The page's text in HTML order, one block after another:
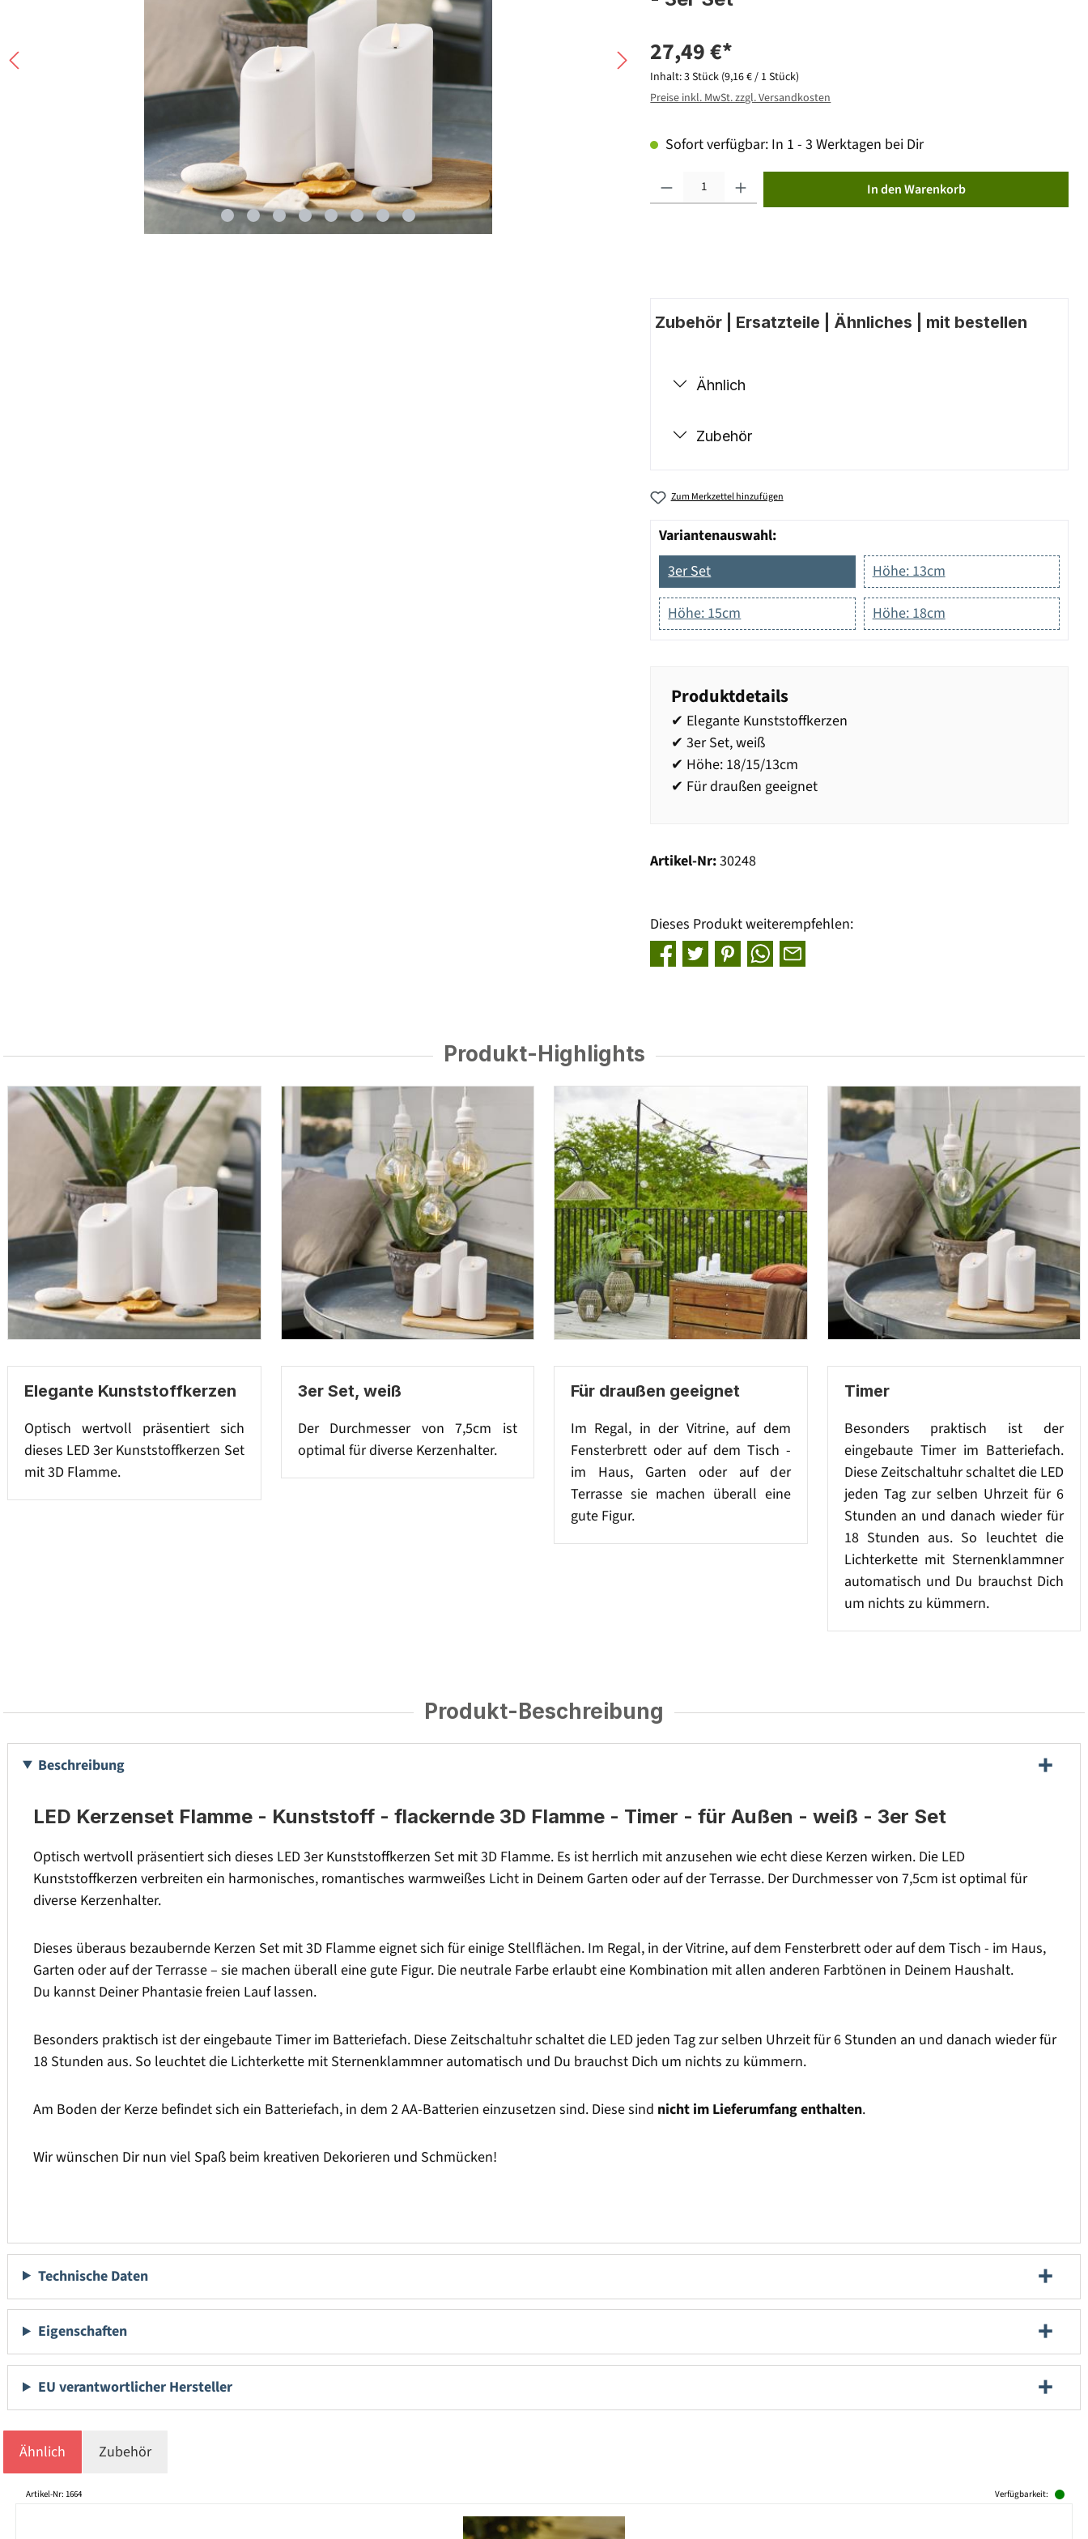
27,49 €*
Inhalt:3 Stück (9,16 € / 1 Stück)
Preise inkl. MwSt. zzgl. Versandkosten
Sofort verfügbar: In 1 - 3 Werktagen bei Dir
In den Warenkorb
Zubehör | Ersatzteile | Ähnliches | mit bestellen
Ähnlich
Zubehör
Zum Merkzettel hinzufügen
Variantenauswahl:
3er Set
Höhe: 13cm
Höhe: 15cm Höhe: 18cm
Produktdetails
✔ Elegante Kunststoffkerzen
✔ 3er Set, weiß
✔ Höhe: 18/15/13cm
✔ Für draußen geeignet
Artikel-Nr:30248
Dieses Produkt weiterempfehlen:
Produkt-Highlights
Elegante Kunststoffkerzen
Optisch wertvoll präsentiert sich
dieses LED 3er Kunststoffkerzen Set
mit 3D Flamme.
3er Set, weiß
Der Durchmesser von 7,5cm ist
optimal für diverse Kerzenhalter.
Für draußen geeignet
Im Regal, in der Vitrine, auf dem
Fensterbrett oder auf dem Tisch -
im Haus, Garten oder auf der
Terrasse sie machen überall eine
gute Figur.
Timer
Besonders praktisch ist der
eingebaute Timer im Batteriefach.
Diese Zeitschaltuhr schaltet die LED
jeden Tag zur selben Uhrzeit für 6
Stunden an und danach wieder für
18 Stunden aus. So leuchtet die
Lichterkette mit Sternenklammner
automatisch und Du brauchst Dich
um nichts zu kümmern.
Produkt-Beschreibung
Beschreibung
LED Kerzenset Flamme - Kunststoff - flackernde 3D Flamme - Timer - für Außen - weiß - 3er Set
Optisch wertvoll präsentiert sich dieses LED 3er Kunststoffkerzen Set mit 3D Flamme. Es ist herrlich mit anzusehen wie echt diese Kerzen wirken. Die LED
Kunststoffkerzen verbreiten ein harmonisches, romantisches warmweißes Licht in Deinem Garten oder auf der Terrasse. Der Durchmesser von 7,5cm ist optimal für
diverse Kerzenhalter.
Dieses überaus bezaubernde Kerzen Set mit 3D Flamme eignet sich für einige Stellflächen. Im Regal, in der Vitrine, auf dem Fensterbrett oder auf dem Tisch - im Haus,
Garten oder auf der Terrasse – sie machen überall eine gute Figur. Die neutrale Farbe erlaubt eine Kombination mit allen anderen Farbtönen in Deinem Haushalt.
Du kannst Deiner Phantasie freien Lauf lassen.
Besonders praktisch ist der eingebaute Timer im Batteriefach. Diese Zeitschaltuhr schaltet die LED jeden Tag zur selben Uhrzeit für 6 Stunden an und danach wieder für
18 Stunden aus. So leuchtet die Lichterkette mit Sternenklammner automatisch und Du brauchst Dich um nichts zu kümmern.
Am Boden der Kerze befindet sich ein Batteriefach, in dem 2 AA-Batterien einzusetzen sind. Diese sind nicht im Lieferumfang enthalten.
Wir wünschen Dir nun viel Spaß beim kreativen Dekorieren und Schmücken!
Technische Daten
Eigenschaften
EU verantwortlicher Hersteller
Ähnlich Zubehör
Produktgalerie überspringen
Artikel-Nr: 1664 Verfügbarkeit: